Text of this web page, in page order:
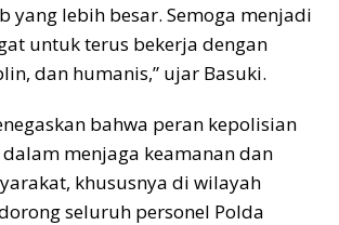
yang lebih besar. Semoga menjadi
untuk terus bekerja dengan
dan humanis,” ujar Basuki.
bahwa peran kepolisian
menjaga keamanan dan
khususnya di wilayah
seluruh personel Polda